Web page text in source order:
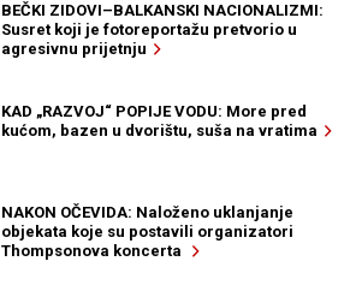
BEČKI ZIDOVI–BALKANSKI NACIONALIZMI:
Susret koji je fotoreportažu pretvorio u
agresivnu prijetnju
KAD „RAZVOJ“ POPIJE VODU: More pred
kućom, bazen u dvorištu, suša na vratima
NAKON OČEVIDA: Naloženo uklanjanje
objekata koje su postavili organizatori
Thompsonova koncerta